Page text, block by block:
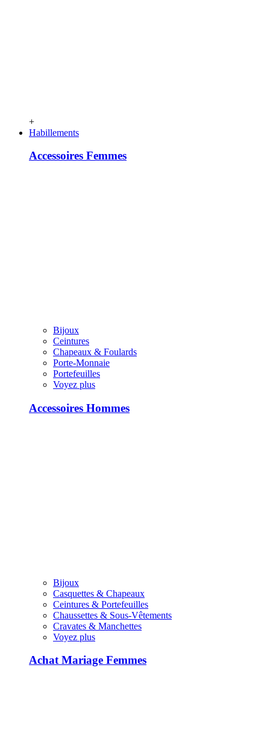
+
Habillements
Accessoires Femmes
Bijoux
Ceintures
Chapeaux & Foulards
Porte-Monnaie
Portefeuilles
Voyez plus
Accessoires Hommes
Bijoux
Casquettes & Chapeaux
Ceintures & Portefeuilles
Chaussettes & Sous-Vêtements
Cravates & Manchettes
Voyez plus
Achat Mariage Femmes